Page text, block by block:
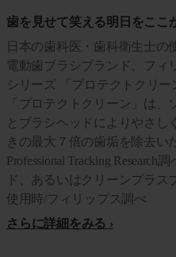
歯を見せて笑える明日をここ
日本の歯科医・歯科衛生士の
電動歯ブラシブランド、フィ
シリーズ 「プロテクトクリー
「プロテクトクリーン」は
とブラシヘッドによりやさし
きの最大７倍の歯垢を除去い
Professional Tracking Research
ド、あるいはクリーンプラ
使用時/フィリップス調べ
さらに詳細をみる